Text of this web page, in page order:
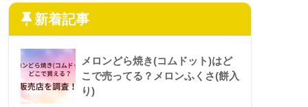
新着記事
メロンどら焼き(コムドット)はど
こで売ってる？メロンふくさ(餅入
り)